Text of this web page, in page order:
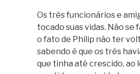
Os três funcionários e
tocado suas vidas. Não se
o fato de Philip não ter
sabendo é que os três
que tinha até crescido, ao